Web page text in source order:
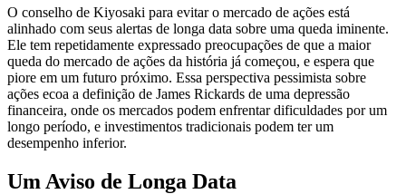
O conselho de Kiyosaki para evitar o mercado de ações está
alinhado com seus alertas de longa data sobre uma queda iminente.
Ele tem repetidamente expressado preocupações de que a maior
queda do mercado de ações da história já começou, e espera que
piore em um futuro próximo. Essa perspectiva pessimista sobre
ações ecoa a definição de James Rickards de uma depressão
financeira, onde os mercados podem enfrentar dificuldades por um
longo período, e investimentos tradicionais podem ter um
desempenho inferior.
Um Aviso de Longa Data